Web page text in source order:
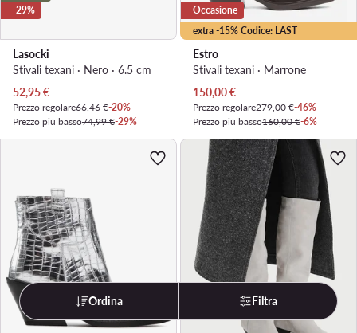
-29%
Lasocki
Stivali texani · Nero · 6.5 cm
Prezzo attuale
52,95€
Prezzo regolare66,46 €-20%
Prezzo più basso74,99 €-29%
extra -15% Codice: LAST
Occasione
Estro
Stivali texani · Marrone
Prezzo attuale
150,00€
Prezzo regolare279,00 €-46%
Prezzo più basso160,00 €-6%
Ordina Filtra